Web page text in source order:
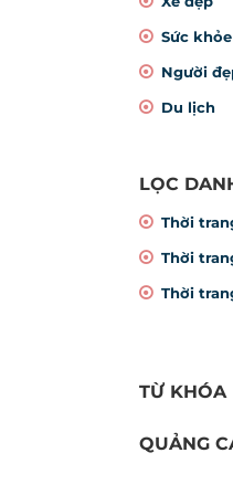
Sức khỏe
Người
Du lịch
LỌC
Thời
Thời
Thời
TỪ KHÓA
QUẢNG